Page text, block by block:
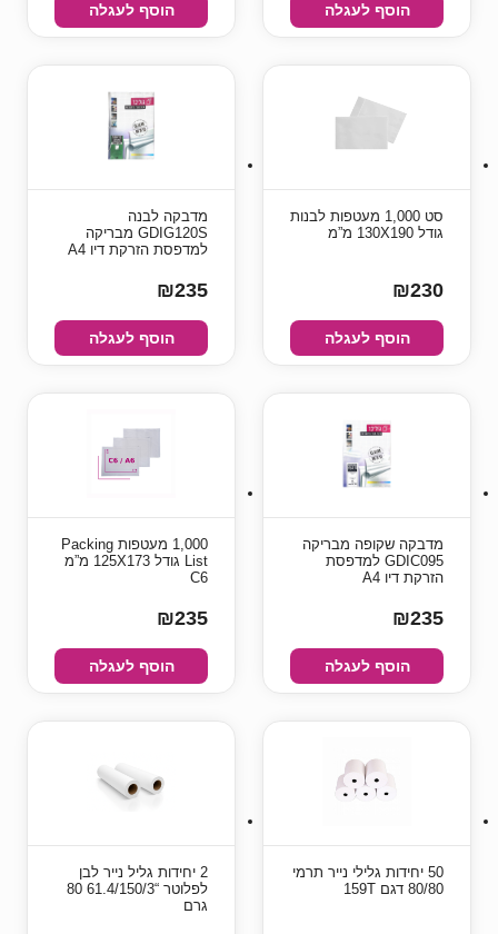
הוסף לעגלה הוסף לעגלה
סט 1,000 מעטפות לבנות
גודל 130X190 מ”מ
₪230
הוסף לעגלה
מדבקה לבנה
GDIG120S מבריקה
למדפסת הזרקת דיו A4
₪235
הוסף לעגלה
מדבקה שקופה מבריקה
GDIC095 למדפסת
הזרקת דיו A4
₪235
הוסף לעגלה
1,000 מעטפות Packing
List גודל 125X173 מ”מ
C6
₪235
הוסף לעגלה
50 יחידות גלילי נייר תרמי
80/80 דגם 159T
2 יחידות גליל נייר לבן
לפלוטר “61.4/150/3 80
גרם